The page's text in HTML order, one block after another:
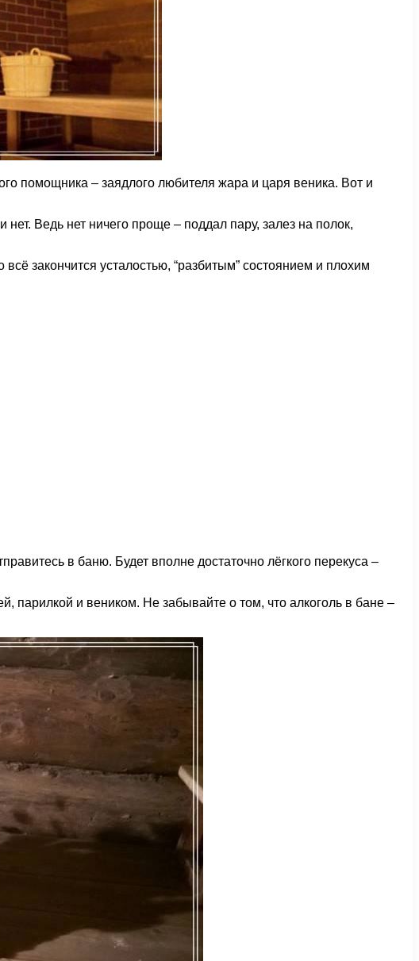
помощника – заядлого любителя жара и царя веника. Вот и
Ведь нет ничего проще – поддал пару, залез на полок,
закончится усталостью, “разбитым” состоянием и плохим
в баню. Будет вполне достаточно лёгкого перекуса –
парилкой и веником. Не забывайте о том, что алкоголь в бане –